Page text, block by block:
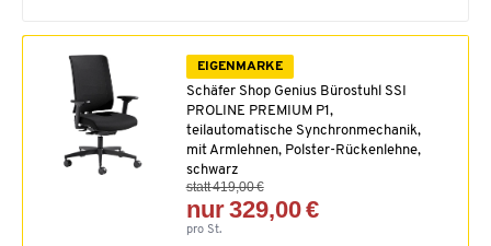
EIGENMARKE
Schäfer Shop Genius Bürostuhl SSI
PROLINE PREMIUM P1,
teilautomatische Synchronmechanik,
mit Armlehnen, Polster-Rückenlehne,
schwarz
statt 419,00 €
nur 329,00 €
pro St.